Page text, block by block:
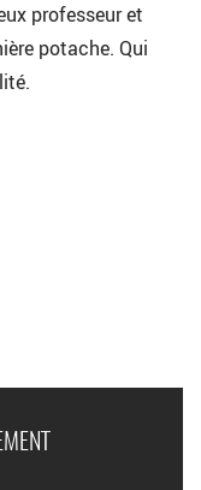
professeur et
potache. Qui